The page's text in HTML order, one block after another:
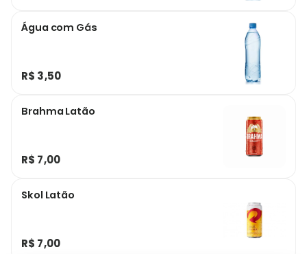
Água com Gás
R$ 3,50
Brahma Latão
R$ 7,00
Skol Latão
R$ 7,00